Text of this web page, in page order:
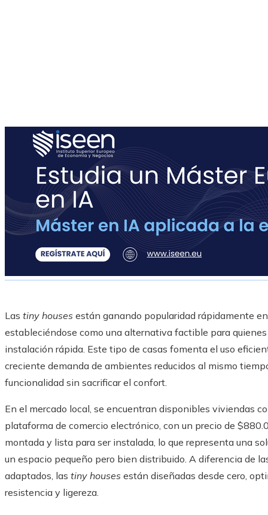
Las tiny houses están ganando popularidad rápidamente
estableciéndose como una alternativa factible para
instalación rápida. Este tipo de casas fomenta el uso
creciente demanda de ambientes reducidos al mismo
funcionalidad sin sacrificar el confort.
En el mercado local, se encuentran disponibles viviendas
plataforma de comercio electrónico, con un precio de
montada y lista para ser instalada, lo que representa una
un espacio pequeño pero bien distribuido. A diferencia de
adaptados, las tiny houses están diseñadas desde cero,
resistencia y ligereza.